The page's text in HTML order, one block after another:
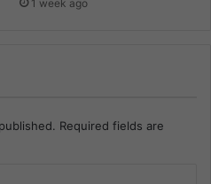
1 week ago
Required fields are